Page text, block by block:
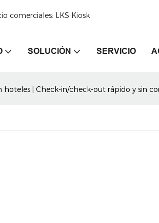
comerciales: LKS Kiosk
SOLUCIÓN SERVICIO
hoteles | Check-in/check-out rápido y sin